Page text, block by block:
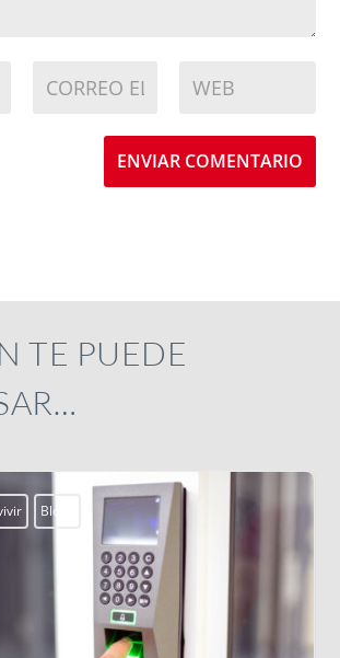
ENVIAR COMENTARIO
TE PUEDE
Campobosco2026